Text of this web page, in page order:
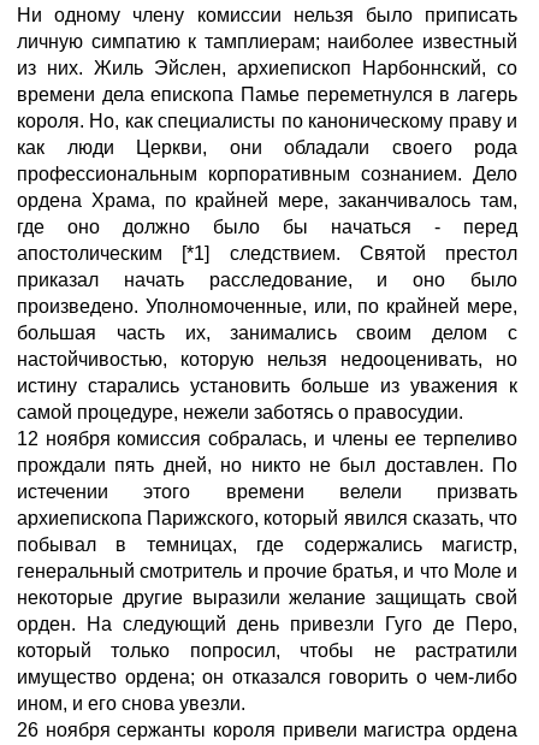
Ни одному члену комиссии нельзя было приписать
личную симпатию к тамплиерам; наиболее известный
из них. Жиль Эйслен, архиепископ Нарбоннский, со
времени дела епископа Памье переметнулся в лагерь
короля. Но, как специалисты по каноническому праву и
как люди Церкви, они обладали своего рода
профессиональным корпоративным сознанием. Дело
ордена Храма, по крайней мере, заканчивалось там,
где оно должно было бы начаться - перед
апостолическим [*1] следствием. Святой престол
приказал начать расследование, и оно было
произведено. Уполномоченные, или, по крайней мере,
большая часть их, занимались своим делом с
настойчивостью, которую нельзя недооценивать, но
истину старались установить больше из уважения к
самой процедуре, нежели заботясь о правосудии.
12 ноября комиссия собралась, и члены ее терпеливо
прождали пять дней, но никто не был доставлен. По
истечении этого времени велели призвать
архиепископа Парижского, который явился сказать, что
побывал в темницах, где содержались магистр,
генеральный смотритель и прочие братья, и что Моле и
некоторые другие выразили желание защищать свой
орден. На следующий день привезли Гуго де Перо,
который только попросил, чтобы не растратили
имущество ордена; он отказался говорить о чем-либо
ином, и его снова увезли.
26 ноября сержанты короля привели магистра ордена